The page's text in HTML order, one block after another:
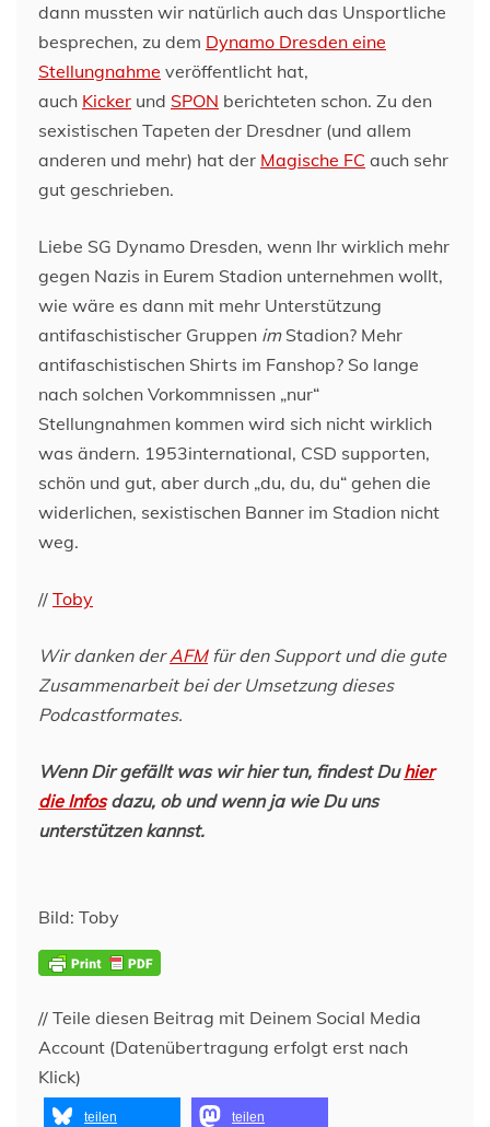
dann mussten wir natürlich auch das Unsportliche
besprechen, zu dem Dynamo Dresden eine
Stellungnahme veröffentlicht hat,
auch Kicker und SPON berichteten schon. Zu den
sexistischen Tapeten der Dresdner (und allem
anderen und mehr) hat der Magische FC auch sehr
gut geschrieben.
Liebe SG Dynamo Dresden, wenn Ihr wirklich mehr
gegen Nazis in Eurem Stadion unternehmen wollt,
wie wäre es dann mit mehr Unterstützung
antifaschistischer Gruppen imStadion? Mehr
antifaschistischen Shirts im Fanshop? So lange
nach solchen Vorkommnissen „nur“
Stellungnahmen kommen wird sich nicht wirklich
was ändern. 1953international, CSD supporten,
schön und gut, aber durch „du, du, du“ gehen die
widerlichen, sexistischen Banner im Stadion nicht
weg.
// Toby
Wir danken derAFMfür den Support und die gute
Zusammenarbeit bei der Umsetzung dieses
Podcastformates.
Wenn Dir gefällt was wir hier tun, findest Duhier
die Infosdazu, ob und wenn ja wie Du uns
unterstützen kannst.
Bild: Toby
// Teile diesen Beitrag mit Deinem Social Media
Account (Datenübertragung erfolgt erst nach
Klick)
teilen teilen